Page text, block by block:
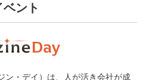
ベント
ン・デイ）は、人が活き会社が成